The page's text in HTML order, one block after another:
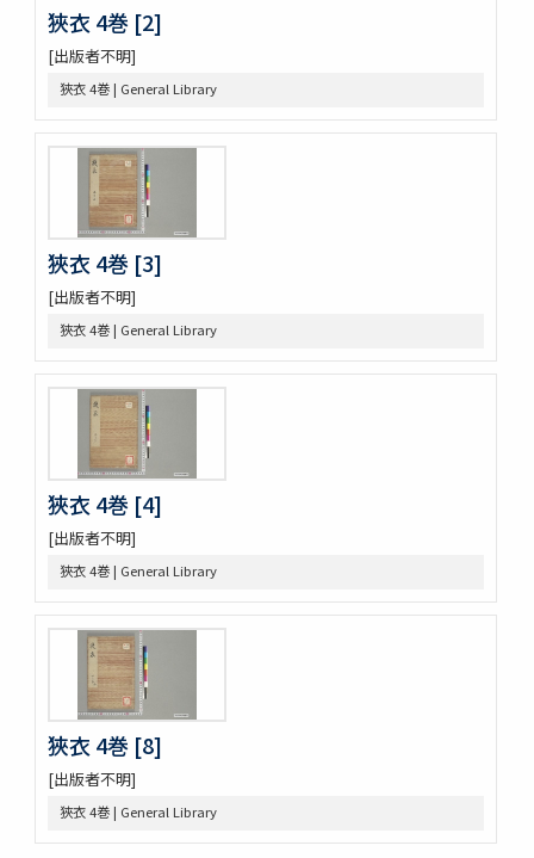
花街漫録 2巻
北女閭起原 3巻
日蓮聖人註画畫讃 5巻
をりをりくさ 4巻
増補洞房語園 2巻
高尾考
中家實録 (存19巻)
改元定記
源語秘訣
落窪物語 4巻
連哥證哥
法隆寺伽藍縁起并流記資財事
鷹桐之卷抜書
伊勢千句註
元禄版東海道驛路記
つれつれ草拾遺
卜養狂哥集 2巻
播州舊記
四季物語
すみよし物語
紀伊國牟婁郡色川村色川氏藏文書
樋口殿之記 3巻
大鏡 (存2巻)
壬戌羇旅漫録 2巻
明徳記 3巻
四神地名録 9巻附録1巻
薩摩國風土記
﨑鎮八絶
狹衣 4巻 [2]
[出版者不明]
狹衣 4巻 | General Library
狹衣 4巻 [3]
[出版者不明]
狹衣 4巻 | General Library
狹衣 4巻 [4]
[出版者不明]
狹衣 4巻 | General Library
狹衣 4巻 [8]
[出版者不明]
狹衣 4巻 | General Library